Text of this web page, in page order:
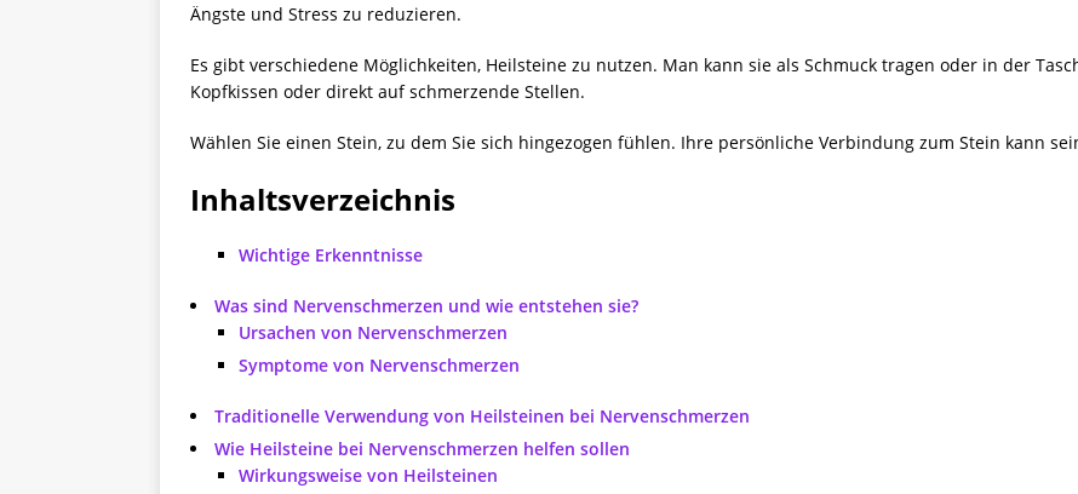
Ängste und Stress zu reduzieren.
Es gibt verschiedene Möglichkeiten, Heilsteine zu nutzen. Man kann sie als Schmuck tragen oder in der
Kopfkissen oder direkt auf schmerzende Stellen.
Wählen Sie einen Stein, zu dem Sie sich hingezogen fühlen. Ihre persönliche Verbindung zum Stein kann
Inhaltsverzeichnis
Wichtige Erkenntnisse
Was sind Nervenschmerzen und wie entstehen sie?
Ursachen von Nervenschmerzen
Symptome von Nervenschmerzen
Traditionelle Verwendung von Heilsteinen bei Nervenschmerzen
Wie Heilsteine bei Nervenschmerzen helfen sollen
Wirkungsweise von Heilsteinen